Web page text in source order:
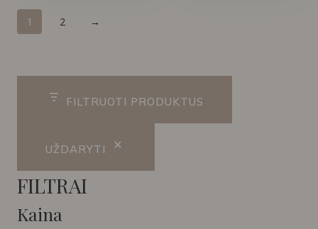
1 2 →
FILTRUOTI PRODUKTUS
UŽDARYTI
FILTRAI
Kaina